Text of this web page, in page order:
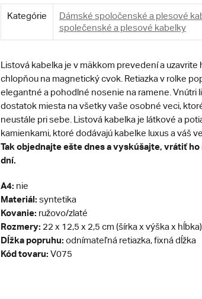
Kategórie Dámské spoločenské a plesové
společenské a plesové kabelky
Listová kabelka je v mäkkom prevedení a uzavrite
chlopňou na magnetický cvok. Retiazka v rolke
elegantné a pohodlné nosenie na ramene. Vnútri
dostatok miesta na všetky vaše osobné veci,
neustále pri sebe. Listová kabelka je látkové a
kamienkami, ktoré dodávajú kabelke luxus a váš
Tak objednajte ešte dnes a vyskúšajte, vrátiť
dní.
A4: nie
Materiál: syntetika
Kovanie: ružovo/zlaté
Rozmery: 22 x 12,5 x 2,5 cm (šírka x výška x hĺbka)
Dĺžka popruhu: odnímateľná retiazka, fixná dĺžka
Kód tovaru: V075